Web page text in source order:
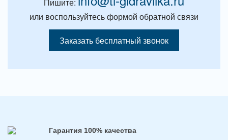
или воспользуйтесь формой обратной связи
Заказать бесплатный звонок
Гарантия 100% качества